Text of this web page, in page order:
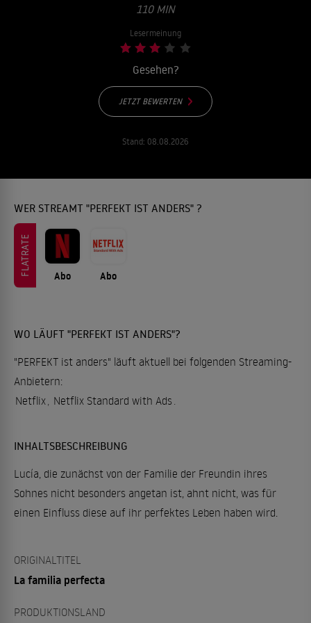
110 MIN
Lesermeinung
Gesehen?
JETZT BEWERTEN
Stand: 08.08.2026
WER STREAMT "PERFEKT IST ANDERS" ?
FLATRATE Abo Abo
WO LÄUFT "PERFEKT IST ANDERS"?
"PERFEKT ist anders" läuft aktuell bei folgenden Streaming-
Anbietern:
Netflix Netflix Standard with Ads
INHALTSBESCHREIBUNG
Lucía, die zunächst von der Familie der Freundin ihres
Sohnes nicht besonders angetan ist, ahnt nicht, was für
einen Einfluss diese auf ihr perfektes Leben haben wird.
ORIGINALTITEL
La familia perfecta
PRODUKTIONSLAND